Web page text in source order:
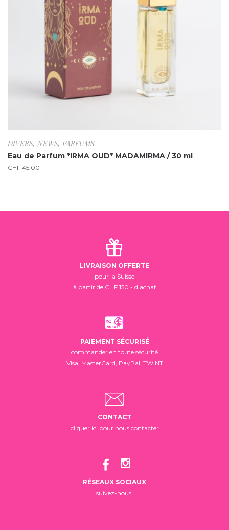
DIVERS,NEWS, PARFUMS
Eau de Parfum *IRMA OUD* MADAMIRMA / 30 ml
CHF 45.00
LIVRAISON OFFERTE
pour la Suisse
à partir de CHF 150.- d'achat
PAIEMENT SÉCURISÉ
commander en toute sécurité
Visa, MasterCard, PayPal, TWINT
CONTACT
cliquer ici pour nous contacter
RÉSEAUX SOCIAUX
suivez-nous!